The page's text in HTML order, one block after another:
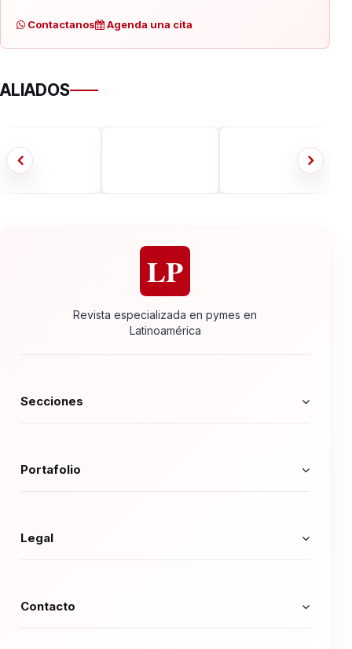
Contactanos Agenda una cita
ALIADOS
LP
Revista especializada en pymes en
Latinoamérica
Secciones
Portafolio
Legal
Contacto